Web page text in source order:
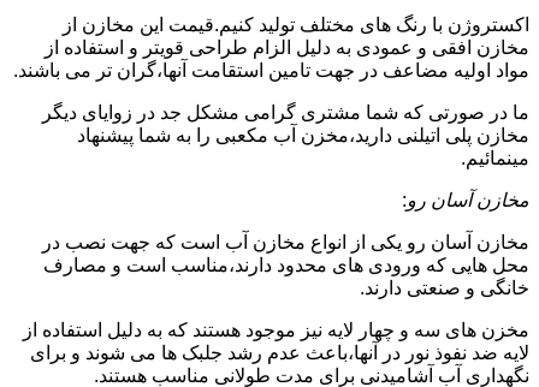
اکستروژن با رنگ های مختلف تولید کنیم.قیمت این مخازن از
مخازن افقی و عمودی به دلیل الزام طراحی قویتر و استفاده از
مواد اولیه مضاعف در جهت تامین استقامت آنها،گران تر می باشند.
ما در صورتی که شما مشتری گرامی مشکل جد در زوایای دیگر
مخازن پلی اتیلنی دارید،مخزن آب مکعبی را به شما پیشنهاد
مینمائیم.
مخازن آسان رو:
مخازن آسان رو یکی از انواع مخازن آب است که جهت نصب در
محل هایی که ورودی های محدود دارند،مناسب است و مصارف
خانگی و صنعتی دارند.
مخزن های سه و چهار لایه نیز موجود هستند که به دلیل استفاده از
لایه ضد نفوذ نور در آنها،باعث عدم رشد جلبک ها می شوند و برای
نگهداری آب آشامیدنی برای مدت طولانی مناسب هستند.